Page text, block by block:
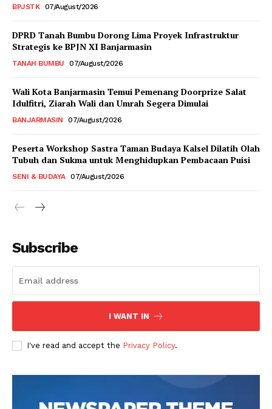
BPJSTK 07/August/2026
DPRD Tanah Bumbu Dorong Lima Proyek Infrastruktur
Strategis ke BPJN XI Banjarmasin
TANAH BUMBU 07/August/2026
Wali Kota Banjarmasin Temui Pemenang Doorprize Salat
Idulfitri, Ziarah Wali dan Umrah Segera Dimulai
BANJARMASIN 07/August/2026
Peserta Workshop Sastra Taman Budaya Kalsel Dilatih Olah
Tubuh dan Sukma untuk Menghidupkan Pembacaan Puisi
SENI & BUDAYA 07/August/2026
Subscribe
I WANT IN
I've read and accept the Privacy Policy.